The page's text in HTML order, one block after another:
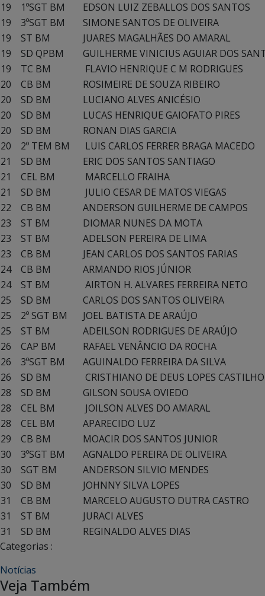
19
1ºSGT BM
EDSON LUIZ ZEBALLOS DOS SANTOS
19
3ºSGT BM
SIMONE SANTOS DE OLIVEIRA
19
ST BM
JUARES MAGALHÃES DO AMARAL
19
SD QPBM
GUILHERME VINICIUS AGUIAR DOS
19
TC BM
FLAVIO HENRIQUE C M RODRIGUES
20
CB BM
ROSIMEIRE DE SOUZA RIBEIRO
20
SD BM
LUCIANO ALVES ANICÉSIO
20
SD BM
LUCAS HENRIQUE GAIOFATO PIRES
20
SD BM
RONAN DIAS GARCIA
20
2º TEM BM
LUIS CARLOS FERRER BRAGA MACEDO
21
SD BM
ERIC DOS SANTOS SANTIAGO
21
CEL BM
MARCELLO FRAIHA
21
SD BM
JULIO CESAR DE MATOS VIEGAS
22
CB BM
ANDERSON GUILHERME DE CAMPOS
23
ST BM
DIOMAR NUNES DA MOTA
23
ST BM
ADELSON PEREIRA DE LIMA
23
CB BM
JEAN CARLOS DOS SANTOS FARIAS
24
CB BM
ARMANDO RIOS JÚNIOR
24
ST BM
AIRTON H. ALVARES FERREIRA NETO
25
SD BM
CARLOS DOS SANTOS OLIVEIRA
25
2º SGT BM
JOEL BATISTA DE ARAÚJO
25
ST BM
ADEILSON RODRIGUES DE ARAÚJO
26
CAP BM
RAFAEL VENÂNCIO DA ROCHA
26
3ºSGT BM
AGUINALDO FERREIRA DA SILVA
26
SD BM
CRISTHIANO DE DEUS LOPES CASTILHO
28
SD BM
GILSON SOUSA OVIEDO
28
CEL BM
JOILSON ALVES DO AMARAL
28
CEL BM
APARECIDO LUZ
29
CB BM
MOACIR DOS SANTOS JUNIOR
30
3ºSGT BM
AGNALDO PEREIRA DE OLIVEIRA
30
SGT BM
ANDERSON SILVIO MENDES
30
SD BM
JOHNNY SILVA LOPES
31
CB BM
MARCELO AUGUSTO DUTRA CASTRO
31
ST BM
JURACI ALVES
31
SD BM
REGINALDO ALVES DIAS
Categorias :
Notícias
Veja Também